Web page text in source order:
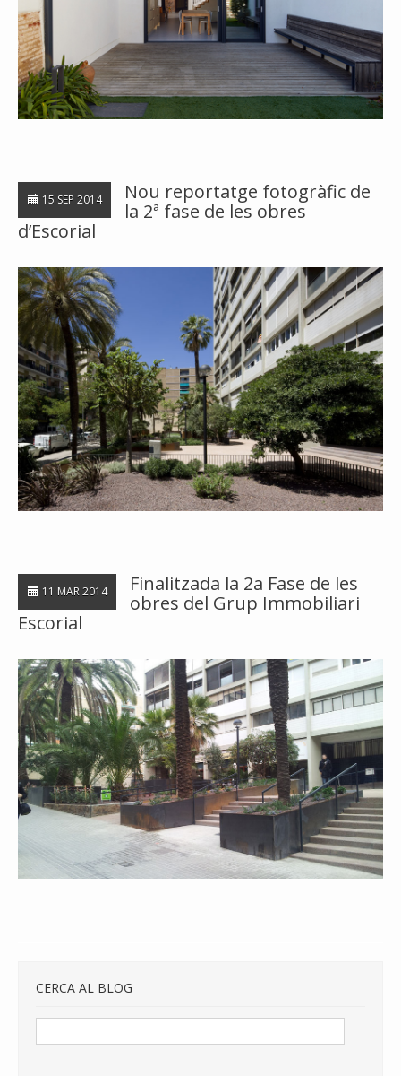
15 SEP 2014
Nou reportatge fotogràfic de
la 2ª fase de les obres
d’Escorial
11 MAR 2014
Finalitzada la 2a Fase de les
obres del Grup Immobiliari
Escorial
CERCA AL BLOG